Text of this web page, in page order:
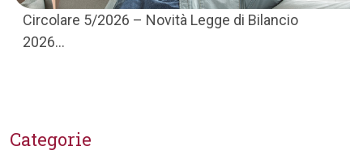
Circolare 5/2026 – Novità Legge di Bilancio
2026...
Categorie